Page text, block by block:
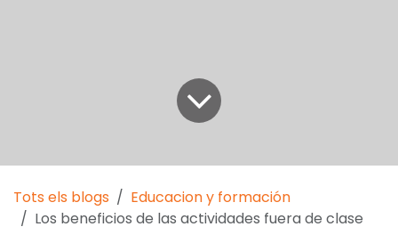
Tots els blogs
Educacion y formación
Los beneficios de las actividades fuera de clase